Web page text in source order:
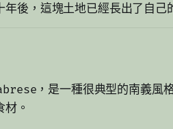
後，這塊土地已經長出了自己
，是一種很典型的南義風格
。